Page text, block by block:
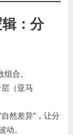
：分
合。
（亚马
然差异”，让分
动。